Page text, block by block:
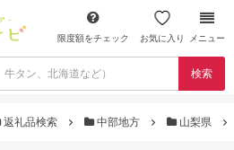
限度額をチェック お気に入り メニュー
検索
返礼品検索 中部地方 山梨県